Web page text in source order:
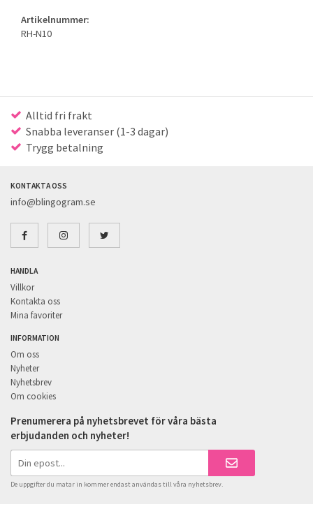
Artikelnummer:
RH-N10
Alltid fri frakt
Snabba leveranser (1-3 dagar)
Trygg betalning
KONTAKTA OSS
info@blingogram.se
HANDLA
Villkor
Kontakta oss
Mina favoriter
INFORMATION
Om oss
Nyheter
Nyhetsbrev
Om cookies
Prenumerera på nyhetsbrevet för våra bästa
erbjudanden och nyheter!
De uppgifter du matar in kommer endast användas till våra nyhetsbrev.